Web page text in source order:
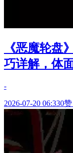
《恶魔轮盘
巧详解，体
-
2026-07-20 06:330赞